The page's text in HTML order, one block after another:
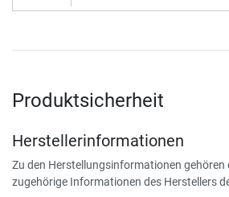
Produktsicherheit
Herstellerinformationen
Zu den Herstellungsinformationen gehören
zugehörige Informationen des Herstellers